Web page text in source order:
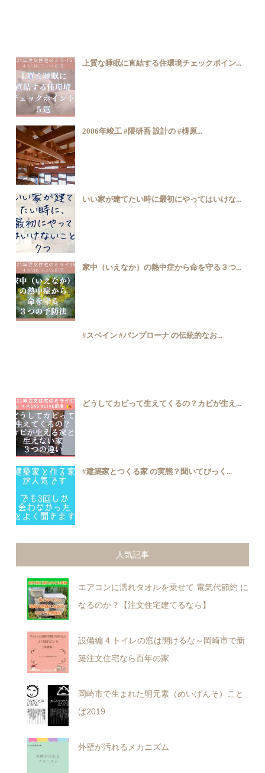
上質な睡眠に直結する住環境チェックポイン...
2006年竣工 #隈研吾 設計の #梼原...
いい家が建てたい時に最初にやってはいけな...
家中（いえなか）の熱中症から命を守る３つ...
#スペイン #パンプローナ の伝統的なお...
どうしてカビって生えてくるの？カビが生え...
#建築家とつくる家 の実態？聞いてびっく...
人気記事
エアコンに濡れタオルを乗せて 電気代節約 に
なるのか？【注文住宅建てるなら】
設備編 4.トイレの窓は開けるな～岡崎市で新
築注文住宅なら百年の家
岡崎市で生まれた明元素（めいげんそ）こと
ば2019
外壁が汚れるメカニズム